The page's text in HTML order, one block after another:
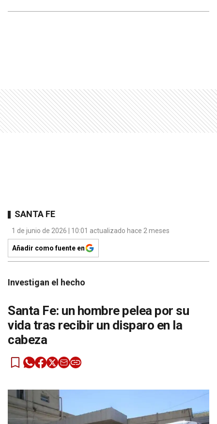
SANTA FE
1 de junio de 2026 | 10:01 actualizado hace 2 meses
Añadir como fuente en
Investigan el hecho
Santa Fe: un hombre pelea por su
vida tras recibir un disparo en la
cabeza